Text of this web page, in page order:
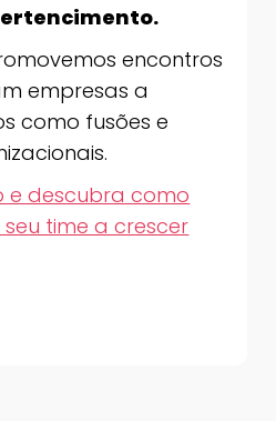
encontros
empresas a
como fusões e
e descubra como
time a crescer